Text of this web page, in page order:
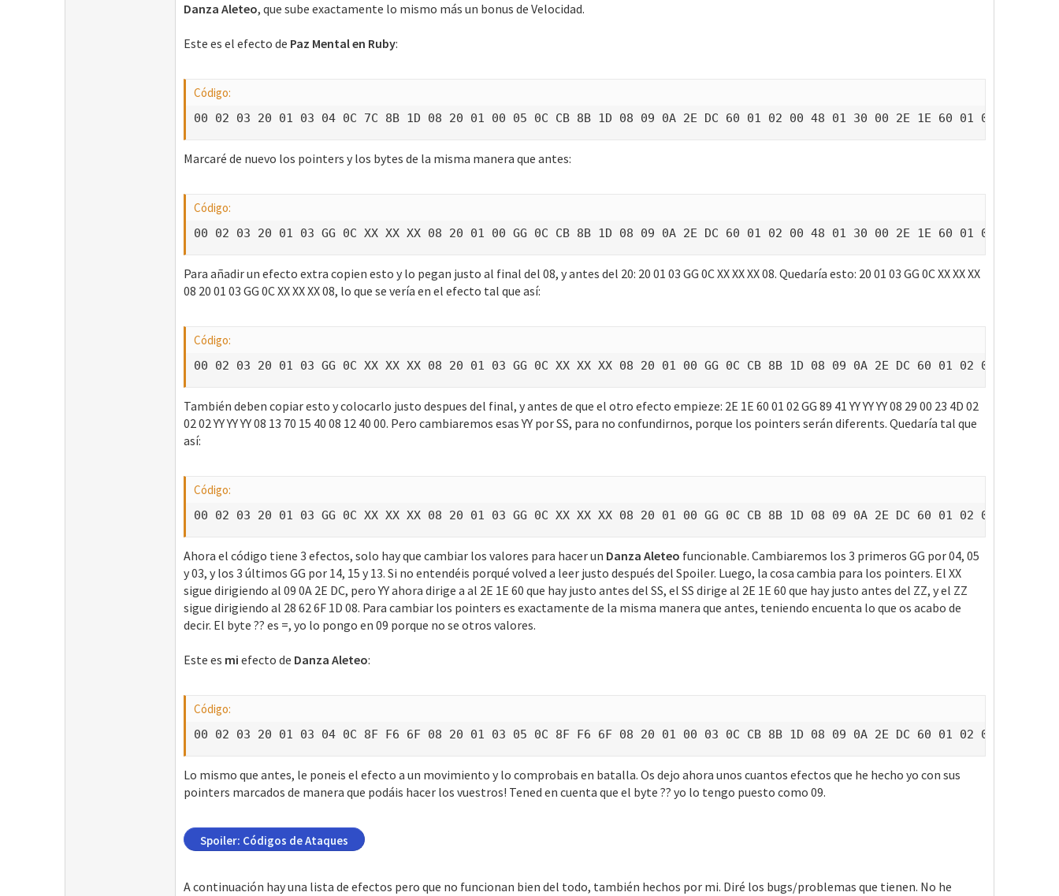
Danza Aleteo, que sube exactamente lo mismo más un bonus de Velocidad.
Este es el efecto de Paz Mental en Ruby:
Código:
00 02 03 20 01 03 04 0C 7C 8B 1D 08 20 01 00 05 0C CB 8B 1D 08 09 0A 2E DC 60 01 02 00 48 01 30 00 2E 1E 60 01 02 14
Marcaré de nuevo los pointers y los bytes de la misma manera que antes:
Código:
00 02 03 20 01 03 GG 0C XX XX XX 08 20 01 00 GG 0C CB 8B 1D 08 09 0A 2E DC 60 01 02 00 48 01 30 00 2E 1E 60 01 02 GG
Para añadir un efecto extra copien esto y lo pegan justo al final del 08, y antes del 20: 20 01 03 GG 0C XX XX XX 08. Quedaría esto: 20 01 03 GG 0C XX XX XX
08 20 01 03 GG 0C XX XX XX 08, lo que se vería en el efecto tal que así:
Código:
00 02 03 20 01 03 GG 0C XX XX XX 08 20 01 03 GG 0C XX XX XX 08 20 01 00 GG 0C CB 8B 1D 08 09 0A 2E DC 60 01 02 00
También deben copiar esto y colocarlo justo despues del final, y antes de que el otro efecto empieze: 2E 1E 60 01 02 GG 89 41 YY YY YY 08 29 00 23 4D 02
02 02 YY YY YY 08 13 70 15 40 08 12 40 00. Pero cambiaremos esas YY por SS, para no confundirnos, porque los pointers serán diferents. Quedaría tal que
así:
Código:
00 02 03 20 01 03 GG 0C XX XX XX 08 20 01 03 GG 0C XX XX XX 08 20 01 00 GG 0C CB 8B 1D 08 09 0A 2E DC 60 01 02 00
Ahora el código tiene 3 efectos, solo hay que cambiar los valores para hacer un Danza Aleteo funcionable. Cambiaremos los 3 primeros GG por 04, 05
y 03, y los 3 últimos GG por 14, 15 y 13. Si no entendéis porqué volved a leer justo después del Spoiler. Luego, la cosa cambia para los pointers. El XX
sigue dirigiendo al 09 0A 2E DC, pero YY ahora dirige a al 2E 1E 60 que hay justo antes del SS, el SS dirige al 2E 1E 60 que hay justo antes del ZZ, y el ZZ
sigue dirigiendo al 28 62 6F 1D 08. Para cambiar los pointers es exactamente de la misma manera que antes, teniendo encuenta lo que os acabo de
decir. El byte ?? es =, yo lo pongo en 09 porque no se otros valores.
Este es mi efecto de Danza Aleteo:
Código:
00 02 03 20 01 03 04 0C 8F F6 6F 08 20 01 03 05 0C 8F F6 6F 08 20 01 00 03 0C CB 8B 1D 08 09 0A 2E DC 60 01 02 00 48
Lo mismo que antes, le poneis el efecto a un movimiento y lo comprobais en batalla. Os dejo ahora unos cuantos efectos que he hecho yo con sus
pointers marcados de manera que podáis hacer los vuestros! Tened en cuenta que el byte ?? yo lo tengo puesto como 09.
Spoiler: Códigos de Ataques
A continuación hay una lista de efectos pero que no funcionan bien del todo, también hechos por mi. Diré los bugs/problemas que tienen. No he